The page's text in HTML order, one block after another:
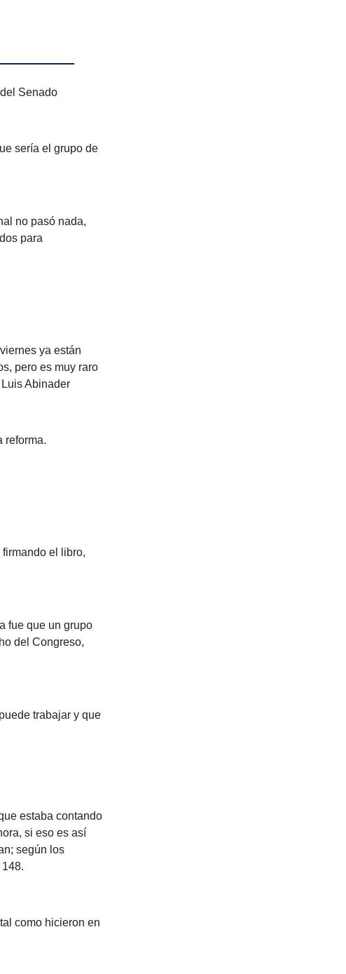
Senado
sería el grupo de
no pasó nada,
para
ya están
pero es muy raro
Abinader
reforma.
el libro,
fue que un grupo
del Congreso,
trabajar y que
estaba contando
si eso es así
según los
como hicieron en